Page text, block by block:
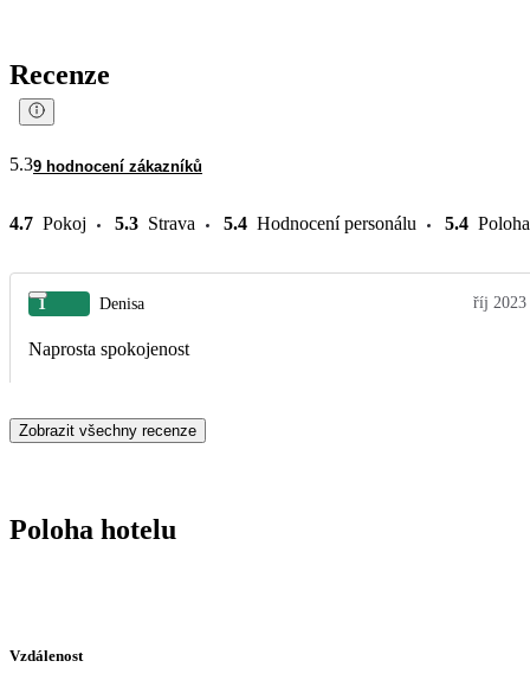
Recenze
5.39 hodnocení zákazníků
4.7 Pokoj 5.3 Strava 5.4 Hodnocení personálu 5.4 Poloha
1 Denisa říj 2023
Naprosta spokojenost
Zobrazit všechny recenze
Poloha hotelu
Vzdálenost